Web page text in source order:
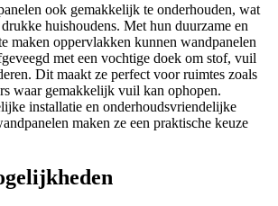
ook gemakkelijk te onderhouden, wat
huishoudens. Met hun duurzame en
maken oppervlakken kunnen wandpanelen
met een vochtige doek om stof, vuil
Dit maakt ze perfect voor ruimtes zoals
waar gemakkelijk vuil kan ophopen.
installatie en onderhoudsvriendelijke
maken ze een praktische keuze